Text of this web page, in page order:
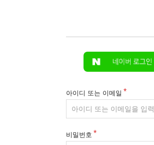
아이디 또는 이메일
비밀번호